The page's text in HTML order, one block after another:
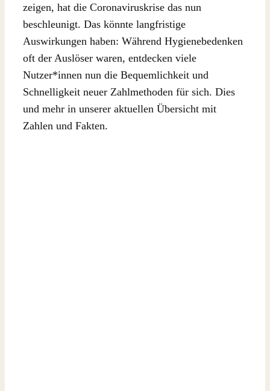
zeigen, hat die Coronaviruskrise das nun
beschleunigt. Das könnte langfristige
Auswirkungen haben: Während Hygienebedenken
oft der Auslöser waren, entdecken viele
Nutzer*innen nun die Bequemlichkeit und
Schnelligkeit neuer Zahlmethoden für sich. Dies
und mehr in unserer aktuellen Übersicht mit
Zahlen und Fakten.